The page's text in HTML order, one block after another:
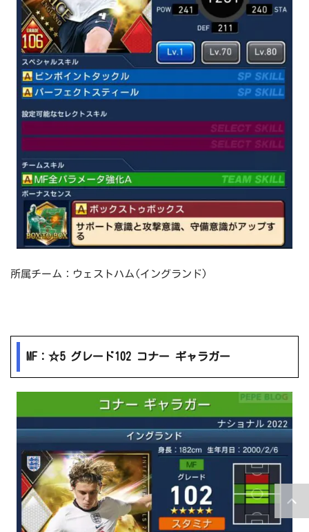
所属チーム：ウェストハム(イングランド)
MF：☆5 グレード102 コナー ギャラガー